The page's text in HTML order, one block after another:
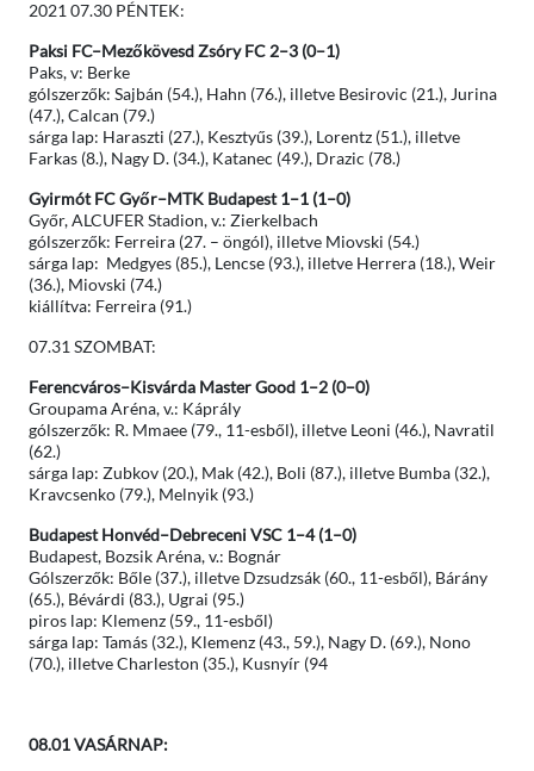
2021 07.30 PÉNTEK:
Paksi FC–Mezőkövesd Zsóry FC 2–3 (0–1)
Paks, v: Berke
gólszerzők: Sajbán (54.), Hahn (76.), illetve Besirovic (21.), Jurina
(47.), Calcan (79.)
sárga lap: Haraszti (27.), Kesztyűs (39.), Lorentz (51.), illetve
Farkas (8.), Nagy D. (34.), Katanec (49.), Drazic (78.)
Gyirmót FC Győr–MTK Budapest 1–1 (1–0)
Győr, ALCUFER Stadion, v.: Zierkelbach
gólszerzők: Ferreira (27. – öngól), illetve Miovski (54.)
sárga lap: Medgyes (85.), Lencse (93.), illetve Herrera (18.), Weir
(36.), Miovski (74.)
kiállítva: Ferreira (91.)
07.31 SZOMBAT:
Ferencváros–Kisvárda Master Good 1–2 (0–0)
Groupama Aréna, v.: Káprály
gólszerzők: R. Mmaee (79., 11-esből), illetve Leoni (46.), Navratil
(62.)
sárga lap: Zubkov (20.), Mak (42.), Boli (87.), illetve Bumba (32.),
Kravcsenko (79.), Melnyik (93.)
Budapest Honvéd–Debreceni VSC 1–4 (1–0)
Budapest, Bozsik Aréna, v.: Bognár
Gólszerzők: Bőle (37.), illetve Dzsudzsák (60., 11-esből), Bárány
(65.), Bévárdi (83.), Ugrai (95.)
piros lap: Klemenz (59., 11-esből)
sárga lap: Tamás (32.), Klemenz (43., 59.), Nagy D. (69.), Nono
(70.), illetve Charleston (35.), Kusnyír (94
08.01 VASÁRNAP: